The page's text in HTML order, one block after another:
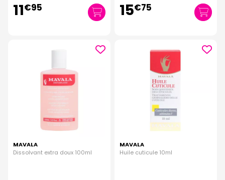
11€95 15€75
MAVALA
Dissolvant extra doux 100ml
MAVALA
Huile cuticule 10ml